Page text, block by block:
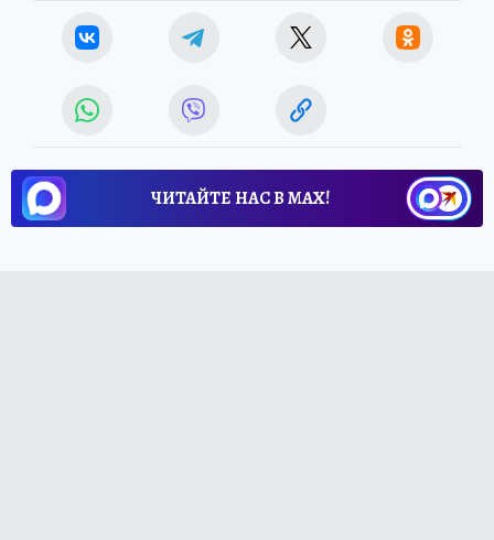
ЧИТАЙТЕ НАС В МАХ!